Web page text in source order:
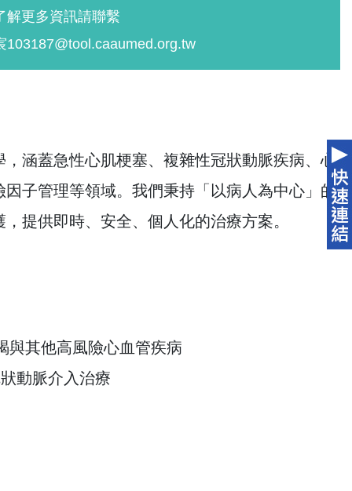
解更多資訊請聯繫
103187@tool.caaumed.org.tw
涵蓋急性心肌梗塞、複雜性冠狀動脈疾病、心
子管理等領域。我們秉持「以病人為中心」的
提供即時、安全、個人化的治療方案。
與其他高風險心血管疾病
動脈介入治療